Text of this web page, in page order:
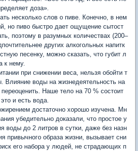
доза».
несколько слов о пиве. Конечно, в нем
но пиво быстро дает ощущение сытост
поэтому в разумных количествах (200–
других алкогольных напитк
песенку, можно сказать, что губит л
к нему.
при снижении веса, нельзя обойти т
Влияние воды на жизнедеятельность на
Наше тело на 70 % состоит
и есть вода.
достаточно хорошо изучена. Мн
убедительно доказали, что простое у
воды до 2 литров в сутки, даже без назн
привычного образа жизни, вызывает сни
его набора у людей, не страдающих п